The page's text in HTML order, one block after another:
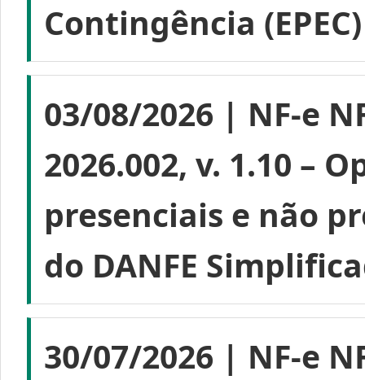
Contingência (EPEC)
03/08/2026 | NF-e
2026.002, v. 1.10 –
presenciais e não
do DANFE
30/07/2026 | NF-e